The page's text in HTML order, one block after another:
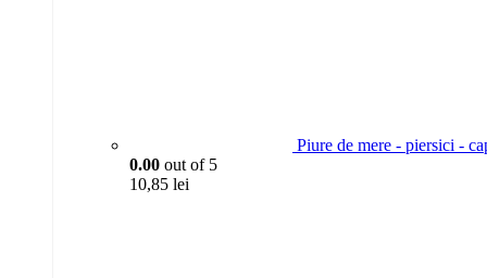
Piure de mere - piersici -
0.00 out of 5
10,85 lei